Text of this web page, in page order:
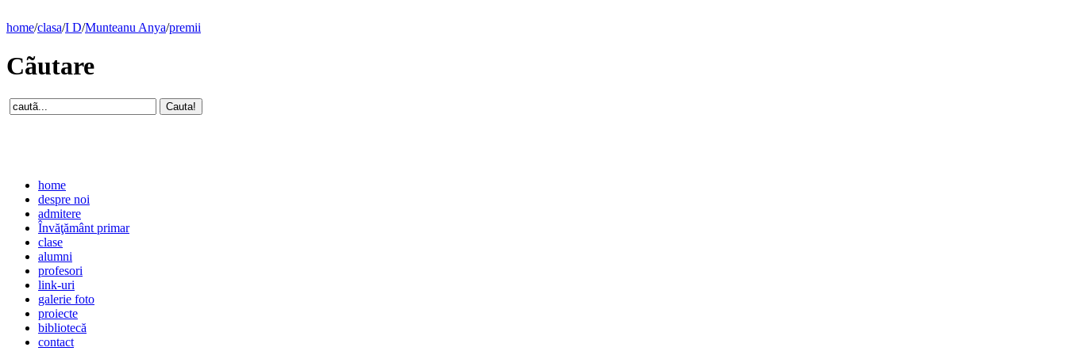
home/clasa/I D/Munteanu Anya/premii
Cãutare
home
despre noi
admitere
Învăţământ primar
clase
alumni
profesori
link-uri
galerie foto
proiecte
bibliotecă
contact